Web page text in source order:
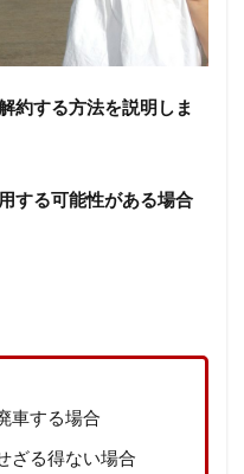
約する方法を説明しま
する可能性がある場合
車する場合
ざる得ない場合